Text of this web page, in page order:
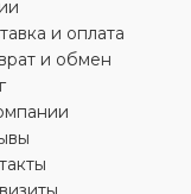
и оплата
и обмен